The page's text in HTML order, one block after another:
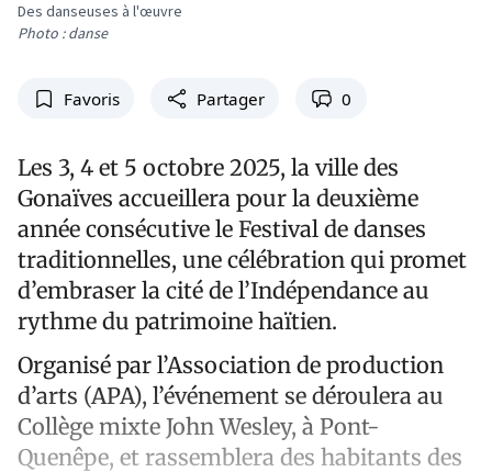
Des danseuses à l'œuvre
Photo : danse
Favoris Partager 0
Les 3, 4 et 5 octobre 2025, la ville des
Gonaïves accueillera pour la deuxième
année consécutive le Festival de danses
traditionnelles, une célébration qui promet
d’embraser la cité de l’Indépendance au
rythme du patrimoine haïtien.
Organisé par l’Association de production
d’arts (APA), l’événement se déroulera au
Collège mixte John Wesley, à Pont-
Quenêpe, et rassemblera des habitants des